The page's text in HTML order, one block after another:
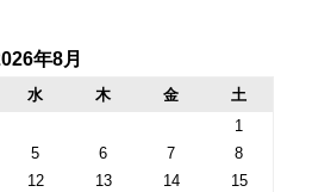
年8月
水 木 金
土
1
5 6 7
8
12 13 14
15